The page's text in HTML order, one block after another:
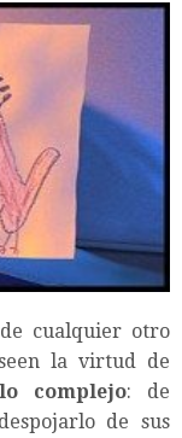
cualquier otro
la virtud de
complejo: de
de sus